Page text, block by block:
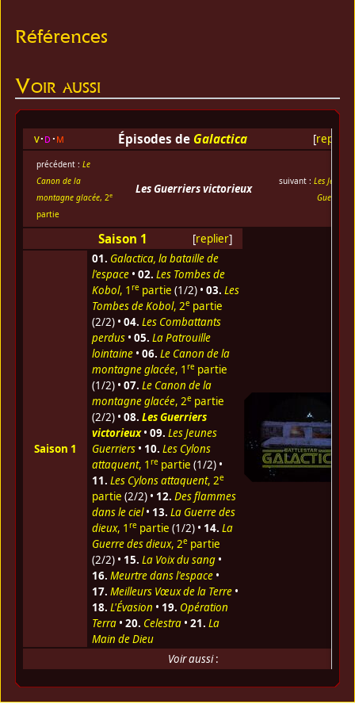
Références
Voir aussi
[replier
v d m Épisodes de Galactica
précédent : Le
Canon de la
montagne glacée, 2e
partie
Les Guerriers victorieux
suivant : Les Jeunes
Guerriers
[replier]
Saison 1
Saison 1
01. Galactica, la bataille de
l'espace• 02. Les Tombes de
Kobol, 1 repartie (1/2) • 03. Les
Tombes de Kobol, 2epartie
(2/2) • 04. Les Combattants
perdus• 05. La Patrouille
lointaine• 06. Le Canon de la
montagne glacée, 1 repartie
(1/2) • 07. Le Canon de la
montagne glacée, 2epartie
(2/2) • 08. Les Guerriers
victorieux• 09. Les Jeunes
Guerriers• 10. Les Cylons
attaquent, 1 repartie (1/2) •
11. Les Cylons attaquent, 2e
partie (2/2) • 12. Des flammes
dans le ciel• 13. La Guerre des
dieux, 1 repartie (1/2) • 14. La
Guerre des dieux, 2epartie
(2/2) • 15. La Voix du sang•
16. Meurtre dans l'espace•
17. Meilleurs Vœux de la Terre•
18. L'Évasion • 19. Opération
Terra• 20. Celestra• 21. La
Main de Dieu
Voir aussi: